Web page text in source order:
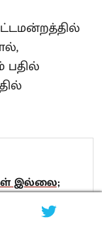
பதில்
இல்லை;